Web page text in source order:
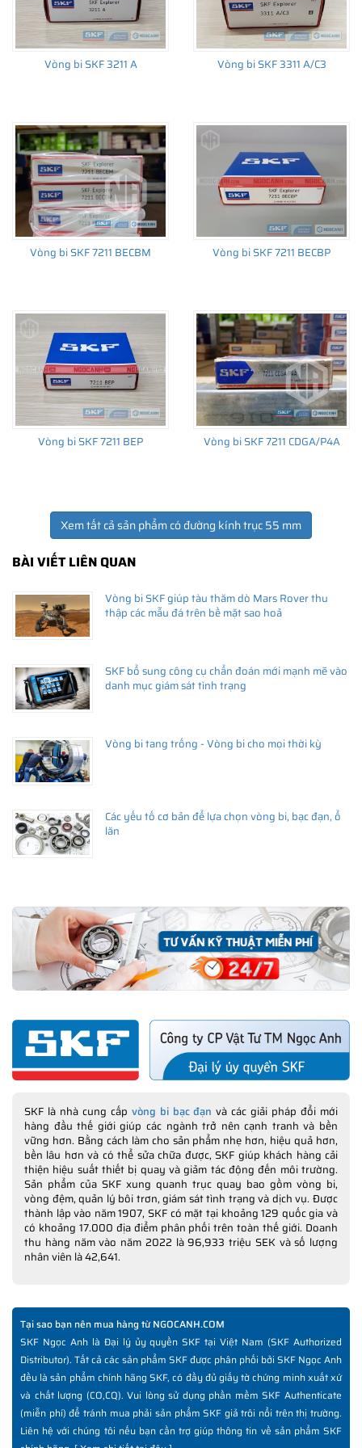
Vòng bi SKF 3211 A Vòng bi SKF 3311 A/C3
Vòng bi SKF 7211 BECBM Vòng bi SKF 7211 BECBP
Vòng bi SKF 7211 BEP Vòng bi SKF 7211 CDGA/P4A
Xem tất cả sản phẩm có đường kính trục 55 mm
BÀI VIẾT LIÊN QUAN
Vòng bi SKF giúp tàu thăm dò Mars Rover thu
thập các mẫu đá trên bề mặt sao hoả
SKF bổ sung công cụ chẩn đoán mới mạnh mẽ vào
danh mục giám sát tình trạng
Vòng bi tang trống - Vòng bi cho mọi thời kỳ
Các yếu tố cơ bản để lựa chọn vòng bi, bạc đạn, ổ
lăn
SKF là nhà cung cấp vòng bi bạc đạn và các giải pháp đổi mới
hàng đầu thế giới giúp các ngành trở nên cạnh tranh và bền
vững hơn. Bằng cách làm cho sản phẩm nhẹ hơn, hiệu quả hơn,
bền lâu hơn và có thể sửa chữa được, SKF giúp khách hàng cải
thiện hiệu suất thiết bị quay và giảm tác động đến môi trường.
Sản phẩm của SKF xung quanh trục quay bao gồm vòng bi,
vòng đệm, quản lý bôi trơn, giám sát tình trạng và dịch vụ. Được
thành lập vào năm 1907, SKF có mặt tại khoảng 129 quốc gia và
có khoảng 17.000 địa điểm phân phối trên toàn thế giới. Doanh
thu hàng năm vào năm 2022 là 96,933 triệu SEK và số lượng
nhân viên là 42,641.
Tại sao bạn nên mua hàng từ NGOCANH.COM
SKF Ngọc Anh là Đại lý ủy quyền SKF tại Việt Nam (SKF Authorized
Distributor). Tất cả các sản phẩm SKF được phân phối bởi SKF Ngọc Anh
đều là sản phẩm chính hãng SKF, có đầy đủ giấy tờ chứng minh xuất xứ
và chất lượng (CO,CQ). Vui lòng sử dụng phần mềm SKF Authenticate
(miễn phí) để tránh mua phải sản phẩm SKF giả trôi nổi trên thị trường.
Liên hệ với chúng tôi nếu bạn cần trợ giúp thông tin về sản phẩm SKF